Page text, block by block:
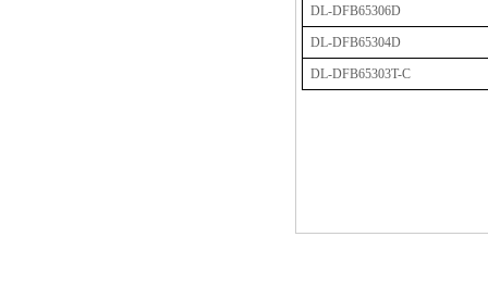
DL-DFB65306D
DL-DFB65304D
DL-DFB65303T-C